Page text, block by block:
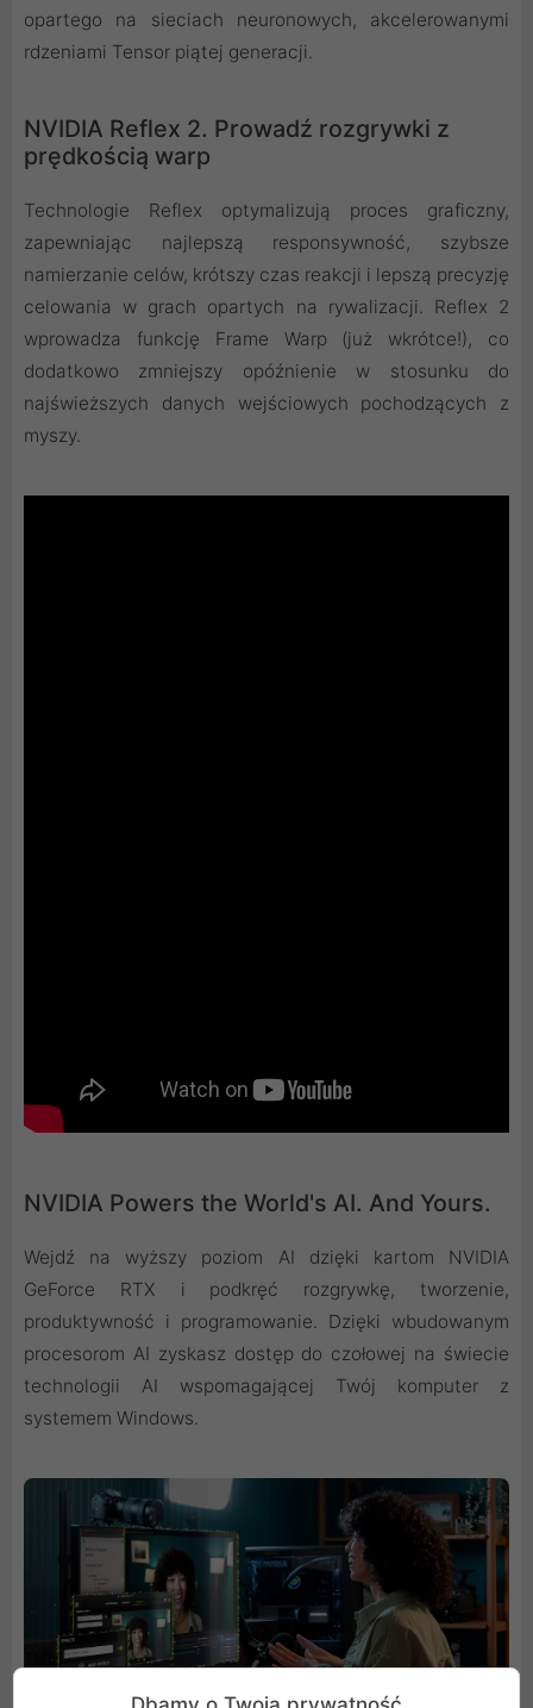
opartego na sieciach neuronowych, akcelerowanymi
rdzeniami Tensor piątej generacji.
NVIDIA Reflex 2. Prowadź rozgrywki z
prędkością warp
Technologie Reflex optymalizują proces graficzny,
zapewniając najlepszą responsywność, szybsze
namierzanie celów, krótszy czas reakcji i lepszą precyzję
celowania w grach opartych na rywalizacji. Reflex 2
wprowadza funkcję Frame Warp (już wkrótce!), co
dodatkowo zmniejszy opóźnienie w stosunku do
najświeższych danych wejściowych pochodzących z
myszy.
NVIDIA Powers the World's AI. And Yours.
Wejdź na wyższy poziom AI dzięki kartom NVIDIA
GeForce RTX i podkręć rozgrywkę, tworzenie,
produktywność i programowanie. Dzięki wbudowanym
procesorom AI zyskasz dostęp do czołowej na świecie
technologii AI wspomagającej Twój komputer z
systemem Windows.